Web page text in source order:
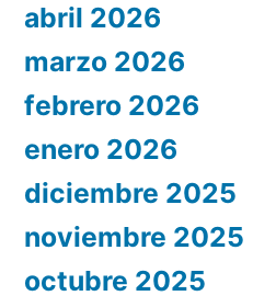
abril 2026
marzo 2026
febrero 2026
enero 2026
diciembre 2025
noviembre 2025
octubre 2025